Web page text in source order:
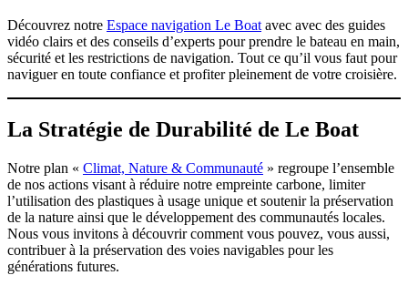
Découvrez notre Espace navigation Le Boat avec avec des guides
vidéo clairs et des conseils d’experts pour prendre le bateau en main,
sécurité et les restrictions de navigation. Tout ce qu’il vous faut pour
naviguer en toute confiance et profiter pleinement de votre croisière.
La Stratégie de Durabilité de Le Boat
Notre plan « Climat, Nature & Communauté » regroupe l’ensemble
de nos actions visant à réduire notre empreinte carbone, limiter
l’utilisation des plastiques à usage unique et soutenir la préservation
de la nature ainsi que le développement des communautés locales.
Nous vous invitons à découvrir comment vous pouvez, vous aussi,
contribuer à la préservation des voies navigables pour les
générations futures.